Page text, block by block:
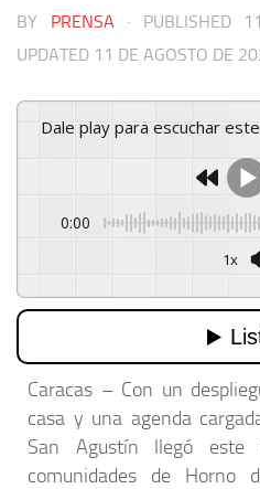
BY PRENSA · PUBLISHED
UPDATED 11 DE AGOSTO DE
Dale play para escuchar
0:00
1x
Caracas – Con un
casa y una agenda
San Agustín llegó
comunidades de Horno